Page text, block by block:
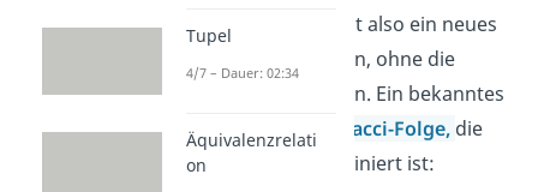
berechnet. Du kannst also ein neues
Glied nicht berechnen, ohne die
vorherigen zu kennen. Ein bekanntes
Beispiel ist die Fibonacci-Folge, die
folgendermaßen definiert ist:
Tupel
4/7 – Dauer: 02:34
Äquivalenzrelati
on